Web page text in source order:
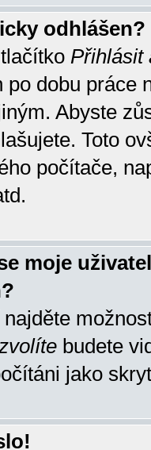
odhlášen?
Přihlásit
po dobu práce
Abyste
Toto
počítače,
moje
najděte
budete
jako